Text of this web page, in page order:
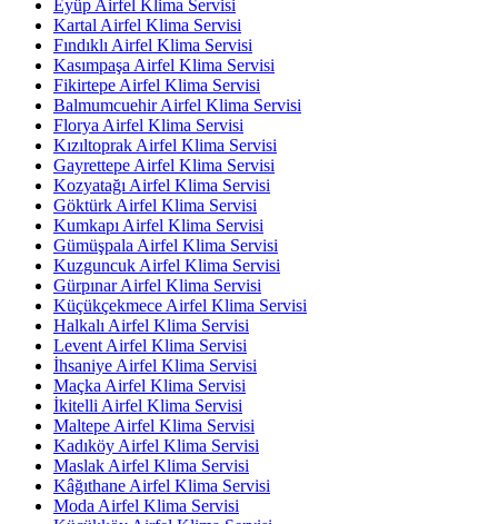
Eyüp Airfel Klima Servisi
Kartal Airfel Klima Servisi
Fındıklı Airfel Klima Servisi
Kasımpaşa Airfel Klima Servisi
Fikirtepe Airfel Klima Servisi
Balmumcuehir Airfel Klima Servisi
Florya Airfel Klima Servisi
Kızıltoprak Airfel Klima Servisi
Gayrettepe Airfel Klima Servisi
Kozyatağı Airfel Klima Servisi
Göktürk Airfel Klima Servisi
Kumkapı Airfel Klima Servisi
Gümüşpala Airfel Klima Servisi
Kuzguncuk Airfel Klima Servisi
Gürpınar Airfel Klima Servisi
Küçükçekmece Airfel Klima Servisi
Halkalı Airfel Klima Servisi
Levent Airfel Klima Servisi
İhsaniye Airfel Klima Servisi
Maçka Airfel Klima Servisi
İkitelli Airfel Klima Servisi
Maltepe Airfel Klima Servisi
Kadıköy Airfel Klima Servisi
Maslak Airfel Klima Servisi
Kâğıthane Airfel Klima Servisi
Moda Airfel Klima Servisi